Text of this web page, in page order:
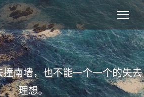
南墙，也不能一个一个的失去
理想。